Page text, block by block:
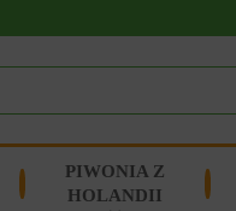
PIWONIA Z
HOLANDII